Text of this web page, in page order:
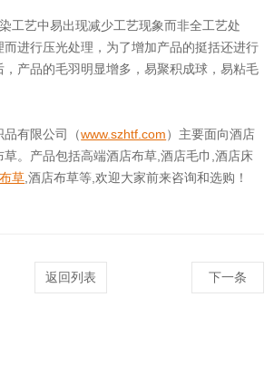
艺中易出现减少工艺现象而非全工艺处
进行压光处理，为了增加产品的挺括还进行
产品的毛羽明显增多，易聚积成球，易粘毛
有限公司（www.szhtf.com）主要面向酒店
。产品包括高端酒店布草,酒店毛巾,酒店床
草,酒店布草等,欢迎大家前来咨询和选购！
返回列表 下一条